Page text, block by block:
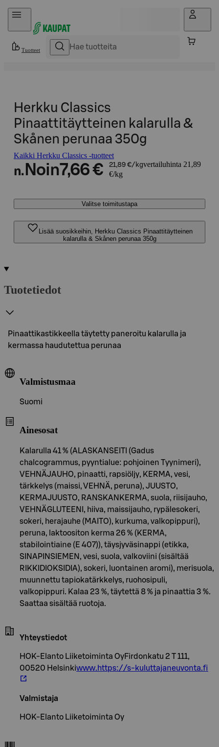
Hyppää sisältöön
Tuotteet
Herkku Classics
Pinaattitäytteinen kalarulla &
Skånen perunaa 350g
Kaikki Herkku Classics -tuotteet
n. Noin7,66 € 21,89 €/kgvertailuhinta 21,89
€/kg
Valitse toimitustapa
Lisää suosikkeihin, Herkku Classics Pinaattitäytteinen
kalarulla & Skånen perunaa 350g
Tuotetiedot
Pinaattikastikkeella täytetty paneroitu kalarulla ja
kermassa haudutettua perunaa
Valmistusmaa
Suomi
Ainesosat
Kalarulla 41 % (ALASKANSEITI (Gadus
chalcogrammus, pyyntialue: pohjoinen Tyynimeri),
VEHNÄJAUHO, pinaatti, rapsiöljy, KERMA, vesi,
tärkkelys (maissi, VEHNÄ, peruna), JUUSTO,
KERMAJUUSTO, RANSKANKERMA, suola, riisijauho,
VEHNÄGLUTEENI, hiiva, maissijauho, rypälesokeri,
sokeri, herajauhe (MAITO), kurkuma, valkopippuri),
peruna, laktoositon kerma 26 % (KERMA,
stabilointiaine (E 407)), täysjyväsinappi (etikka,
SINAPINSIEMEN, vesi, suola, valkoviini (sisältää
RIKKIDIOKSIDIA), sokeri, luontainen aromi), merisuola,
muunnettu tapiokatärkkelys, ruohosipuli,
valkopippuri. Kalaa 23 %, täytettä 8 % ja pinaattia 3 %.
Saattaa sisältää ruotoja.
Yhteystiedot
HOK-Elanto Liiketoiminta OyFirdonkatu 2 T 111,
00520 Helsinkiwww.https://s-kuluttajaneuvonta.fi
Valmistaja
HOK-Elanto Liiketoiminta Oy